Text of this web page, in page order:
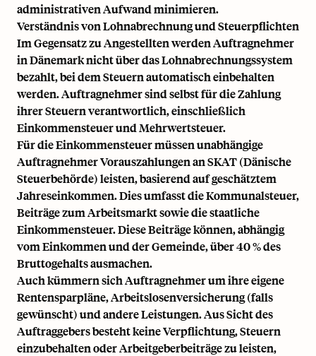
administrativen Aufwand minimieren.
Verständnis von Lohnabrechnung und Steuerpflichten
Im Gegensatz zu Angestellten werden Auftragnehmer
in Dänemark nicht über das Lohnabrechnungssystem
bezahlt, bei dem Steuern automatisch einbehalten
werden. Auftragnehmer sind selbst für die Zahlung
ihrer Steuern verantwortlich, einschließlich
Einkommensteuer und Mehrwertsteuer.
Für die Einkommensteuer müssen unabhängige
Auftragnehmer Vorauszahlungen anSKAT (Dänische
Steuerbehörde)leisten, basierend auf geschätztem
Jahreseinkommen. Dies umfasst die Kommunalsteuer,
Beiträge zum Arbeitsmarkt sowie die staatliche
Einkommensteuer. Diese Beiträge können, abhängig
vom Einkommen und der Gemeinde, über 40 % des
Bruttogehalts ausmachen.
Auch kümmern sich Auftragnehmer um ihre eigene
Rentensparpläne, Arbeitslosenversicherung (falls
gewünscht) und andere Leistungen. Aus Sicht des
Auftraggebers besteht keine Verpflichtung, Steuern
einzubehalten oderArbeitgeberbeiträgezu leisten,